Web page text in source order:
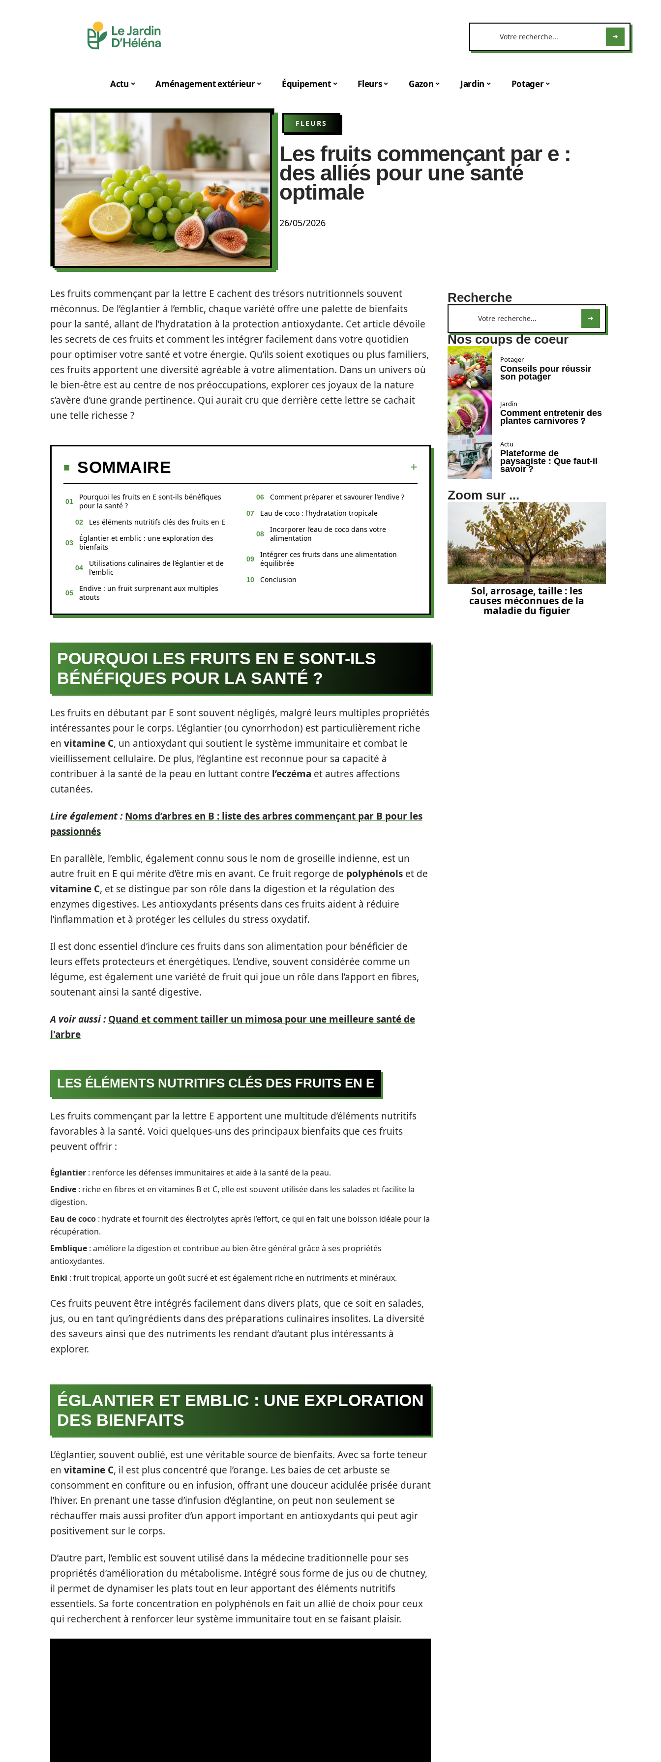
Actu Aménagement extérieur Équipement Fleurs Gazon Jardin Potager
FLEURS
Les fruits commençant par e :
des alliés pour une santé
optimale
26/05/2026
Les fruits commençant par la lettre E cachent des trésors nutritionnels souvent
méconnus. De l’églantier à l’emblic, chaque variété offre une palette de bienfaits
pour la santé, allant de l’hydratation à la protection antioxydante. Cet article dévoile
les secrets de ces fruits et comment les intégrer facilement dans votre quotidien
pour optimiser votre santé et votre énergie. Qu’ils soient exotiques ou plus familiers,
ces fruits apportent une diversité agréable à votre alimentation. Dans un univers où
le bien-être est au centre de nos préoccupations, explorer ces joyaux de la nature
s’avère d’une grande pertinence. Qui aurait cru que derrière cette lettre se cachait
une telle richesse ?
SOMMAIRE
Pourquoi les fruits en E sont-ils bénéfiques
pour la santé ?
Les éléments nutritifs clés des fruits en E
Églantier et emblic : une exploration des
bienfaits
Utilisations culinaires de l’églantier et de
l’emblic
Endive : un fruit surprenant aux multiples
atouts
Comment préparer et savourer l’endive ?
Eau de coco : l’hydratation tropicale
Incorporer l’eau de coco dans votre
alimentation
Intégrer ces fruits dans une alimentation
équilibrée
Conclusion
POURQUOI LES FRUITS EN E SONT-ILS
BÉNÉFIQUES POUR LA SANTÉ ?
Les fruits en débutant par E sont souvent négligés, malgré leurs multiples propriétés
intéressantes pour le corps. L’églantier (ou cynorrhodon) est particulièrement riche
en vitamine C, un antioxydant qui soutient le système immunitaire et combat le
vieillissement cellulaire. De plus, l’églantine est reconnue pour sa capacité à
contribuer à la santé de la peau en luttant contre l’eczéma et autres affections
cutanées.
Lire également : Noms d’arbres en B : liste des arbres commençant par B pour les
passionnés
En parallèle, l’emblic, également connu sous le nom de groseille indienne, est un
autre fruit en E qui mérite d’être mis en avant. Ce fruit regorge de polyphénols et de
vitamine C, et se distingue par son rôle dans la digestion et la régulation des
enzymes digestives. Les antioxydants présents dans ces fruits aident à réduire
l’inflammation et à protéger les cellules du stress oxydatif.
Il est donc essentiel d’inclure ces fruits dans son alimentation pour bénéficier de
leurs effets protecteurs et énergétiques. L’endive, souvent considérée comme un
légume, est également une variété de fruit qui joue un rôle dans l’apport en fibres,
soutenant ainsi la santé digestive.
A voir aussi : Quand et comment tailler un mimosa pour une meilleure santé de
l'arbre
LES ÉLÉMENTS NUTRITIFS CLÉS DES FRUITS EN E
Les fruits commençant par la lettre E apportent une multitude d’éléments nutritifs
favorables à la santé. Voici quelques-uns des principaux bienfaits que ces fruits
peuvent offrir :
Églantier : renforce les défenses immunitaires et aide à la santé de la peau.
Endive : riche en fibres et en vitamines B et C, elle est souvent utilisée dans les salades et facilite la
digestion.
Eau de coco : hydrate et fournit des électrolytes après l’effort, ce qui en fait une boisson idéale pour la
récupération.
Emblique : améliore la digestion et contribue au bien-être général grâce à ses propriétés
antioxydantes.
Enki : fruit tropical, apporte un goût sucré et est également riche en nutriments et minéraux.
Ces fruits peuvent être intégrés facilement dans divers plats, que ce soit en salades,
jus, ou en tant qu’ingrédients dans des préparations culinaires insolites. La diversité
des saveurs ainsi que des nutriments les rendant d’autant plus intéressants à
explorer.
ÉGLANTIER ET EMBLIC : UNE EXPLORATION
DES BIENFAITS
L’églantier, souvent oublié, est une véritable source de bienfaits. Avec sa forte teneur
en vitamine C, il est plus concentré que l’orange. Les baies de cet arbuste se
consomment en confiture ou en infusion, offrant une douceur acidulée prisée durant
l’hiver. En prenant une tasse d’infusion d’églantine, on peut non seulement se
réchauffer mais aussi profiter d’un apport important en antioxydants qui peut agir
positivement sur le corps.
D’autre part, l’emblic est souvent utilisé dans la médecine traditionnelle pour ses
propriétés d’amélioration du métabolisme. Intégré sous forme de jus ou de chutney,
il permet de dynamiser les plats tout en leur apportant des éléments nutritifs
essentiels. Sa forte concentration en polyphénols en fait un allié de choix pour ceux
qui recherchent à renforcer leur système immunitaire tout en se faisant plaisir.
Recherche
Nos coups de coeur
Potager
Conseils pour réussir
son potager
Jardin
Comment entretenir des
plantes carnivores ?
Actu
Plateforme de
paysagiste : Que faut-il
savoir ?
Zoom sur ...
Sol, arrosage, taille : les
causes méconnues de la
maladie du figuier